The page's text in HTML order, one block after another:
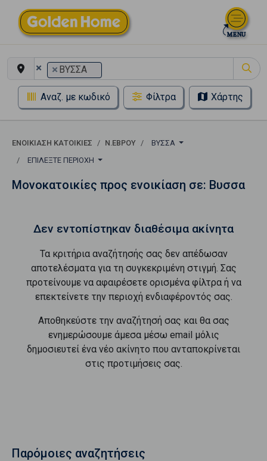
× × ΒΥΣΣΑ
Αναζ. με κωδικό Φίλτρα Χάρτης
ΕΝΟΙΚΊΑΣΗ ΚΑΤΟΙΚΊΕΣ Ν.ΕΒΡΟΥ
ΒΥΣΣΑ
ΕΠΙΛΈΞΤΕ ΠΕΡΙΟΧΉ
Μονοκατοικίες προς ενοικίαση σε: Βυσσα
Δεν εντοπίστηκαν διαθέσιμα ακίνητα
Τα κριτήρια αναζήτησής σας δεν απέδωσαν
αποτελέσματα για τη συγκεκριμένη στιγμή. Σας
προτείνουμε να αφαιρέσετε ορισμένα φίλτρα ή να
επεκτείνετε την περιοχή ενδιαφέροντός σας.
Αποθηκεύστε την αναζήτησή σας και θα σας
ενημερώσουμε άμεσα μέσω email μόλις
δημοσιευτεί ένα νέο ακίνητο που ανταποκρίνεται
στις προτιμήσεις σας.
Παρόμοιες αναζητήσεις